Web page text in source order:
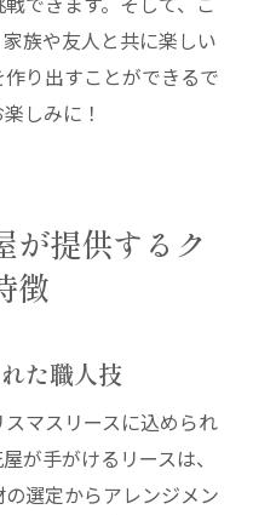
族や友人と共に楽しい
り出すことができるで
しみに！
が提供するク
徴
た職人技
マスリースに込められ
が手がけるリースは、
選定からアレンジメン